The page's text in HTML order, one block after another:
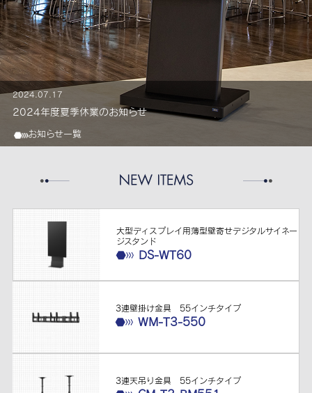
2024.07.17
2024年度夏季休業のお知らせ
お知らせ一覧
大型ディスプレイ用薄型壁寄せデジタルサイネー
ジスタンド
DS-WT60
3連壁掛け金具 55インチタイプ
WM-T3-550
3連天吊り金具 55インチタイプ